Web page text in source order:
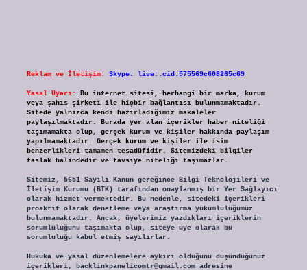
Reklam ve İletişim: Skype: live:.cid.575569c608265c69
Yasal Uyarı:
Bu internet sitesi, herhangi bir marka, kurum
veya şahıs şirketi ile hiçbir bağlantısı bulunmamaktadır.
Sitede yalnızca kendi hazırladığımız makaleler
paylaşılmaktadır. Burada yer alan içerikler haber niteliği
taşımamakta olup, gerçek kurum ve kişiler hakkında paylaşım
yapılmamaktadır. Gerçek kurum ve kişiler ile isim
benzerlikleri tamamen tesadüfidir. Sitemizdeki bilgiler
taslak halindedir ve tavsiye niteliği taşımazlar.
Sitemiz, 5651 Sayılı Kanun gereğince Bilgi Teknolojileri ve
İletişim Kurumu (BTK) tarafından onaylanmış bir Yer Sağlayıcı
olarak hizmet vermektedir. Bu nedenle, sitedeki içerikleri
proaktif olarak denetleme veya araştırma yükümlülüğümüz
bulunmamaktadır. Ancak, üyelerimiz yazdıkları içeriklerin
sorumluluğunu taşımakta olup, siteye üye olarak bu
sorumluluğu kabul etmiş sayılırlar.
Hukuka ve yasal düzenlemelere aykırı olduğunu düşündüğünüz
içerikleri, backlinkpanelicomtr@gmail.comadresine